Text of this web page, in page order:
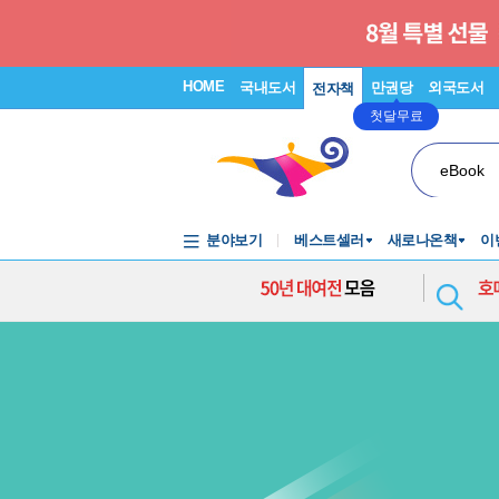
HOME 국내도서 전자책 만권당
첫달무료
외국도서
eBook
분야보기 베스트셀러 새로나온책 이